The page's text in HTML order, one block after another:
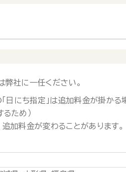
社に一任ください。
日にち指定」は追加料金が掛かる
ため）
加料金が変わることがあります。